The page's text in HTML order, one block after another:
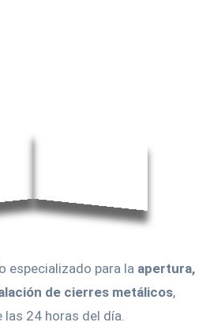
especializado para la apertura,
de cierres metálicos,
las 24 horas del día.